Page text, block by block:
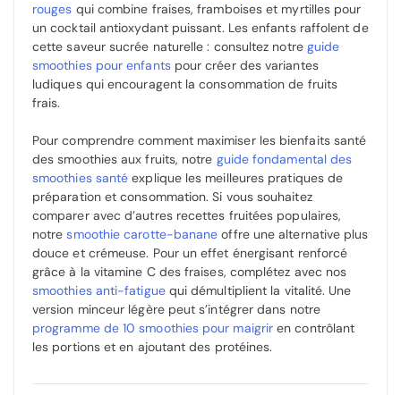
rouges qui combine fraises, framboises et myrtilles pour
un cocktail antioxydant puissant. Les enfants raffolent de
cette saveur sucrée naturelle : consultez notre guide
smoothies pour enfantspour créer des variantes
ludiques qui encouragent la consommation de fruits
frais.
Pour comprendre comment maximiser les bienfaits santé
des smoothies aux fruits, notre guide fondamental des
smoothies santé explique les meilleures pratiques de
préparation et consommation. Si vous souhaitez
comparer avec d’autres recettes fruitées populaires,
notre smoothie carotte-banane offre une alternative plus
douce et crémeuse. Pour un effet énergisant renforcé
grâce à la vitamine C des fraises, complétez avec nos
smoothies anti-fatiguequi démultiplient la vitalité. Une
version minceur légère peut s’intégrer dans notre
programme de 10 smoothies pour maigrir en contrôlant
les portions et en ajoutant des protéines.